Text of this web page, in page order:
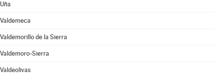
Uña
Valdemeca
Valdemorillo de la Sierra
Valdemoro-Sierra
Valdeolivas